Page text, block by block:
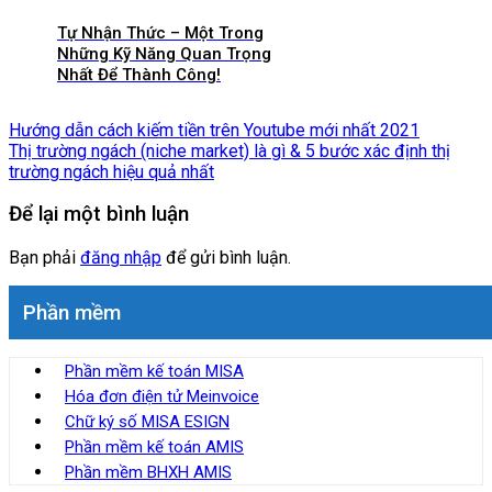
Tự Nhận Thức – Một Trong
Những Kỹ Năng Quan Trọng
Nhất Để Thành Công!
Hướng dẫn cách kiếm tiền trên Youtube mới nhất 2021
Thị trường ngách (niche market) là gì & 5 bước xác định thị
trường ngách hiệu quả nhất
Để lại một bình luận
Bạn phải đăng nhập để gửi bình luận.
Phần mềm
Phần mềm kế toán MISA
Hóa đơn điện tử Meinvoice
Chữ ký số MISA ESIGN
Phần mềm kế toán AMIS
Phần mềm BHXH AMIS